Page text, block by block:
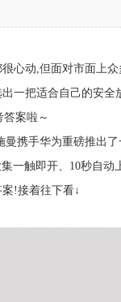
动,但面对市面上众
一把适合自己的安全
案啦～
携手华为重磅推出了
一触即开、10秒自动
!接着往下看↓